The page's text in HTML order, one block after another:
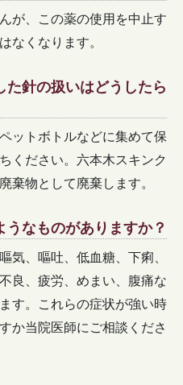
が、この薬の使用を中止す
なくなります。
た針の扱いはどうしたら
ットボトルなどに集めて保
ください。六本木スキンク
棄物として廃棄します。
うなものがありますか？
気、嘔吐、低血糖、下痢、
良、疲労、めまい、腹痛な
す。これらの症状が強い時
か当院医師にご相談くださ